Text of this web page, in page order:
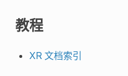
教程
XR 文档索引